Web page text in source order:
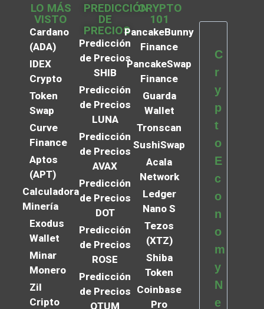
LO MÁS
VISTO
Cardano
(ADA)
IDEX
Crypto
Token
Swap
Curve
Finance
Aptos
(APT)
Calculadora
Minería
Exodus
Wallet
Minar
Monero
Zil
Cripto
PREDICCIÓN
DE
PRECIOS
Predicción
de Precios
SHIB
Predicción
de Precios
LUNA
Predicción
de Precios
AVAX
Predicción
de Precios
DOT
Predicción
de Precios
ROSE
Predicción
de Precios
QTUM
CRYPTO
101
PancakeBunny
Finance
PancakeSwap
Finance
Guarda
Wallet
Tronscan
SushiSwap
Acala
Network
Ledger
Nano S
Tezos
(XTZ)
Shiba
Token
Coinbase
Pro
C
r
y
p
t
o
E
c
o
n
o
m
y
N
e